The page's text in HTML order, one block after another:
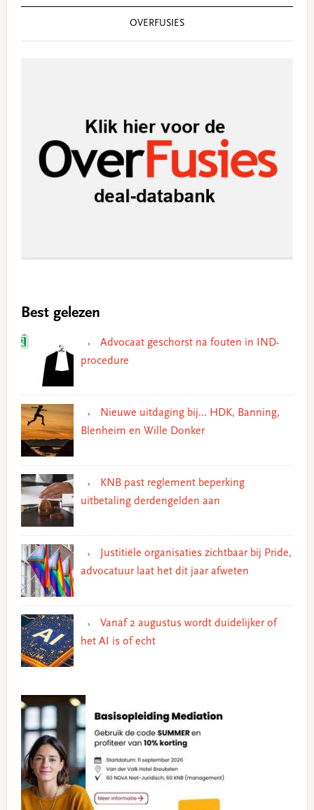
OVERFUSIES
Best gelezen
Advocaat geschorst na fouten in IND-
procedure
Nieuwe uitdaging bij… HDK, Banning,
Blenheim en Wille Donker
KNB past reglement beperking
uitbetaling derdengelden aan
Justitiële organisaties zichtbaar bij Pride,
advocatuur laat het dit jaar afweten
Vanaf 2 augustus wordt duidelijker of
het AI is of echt